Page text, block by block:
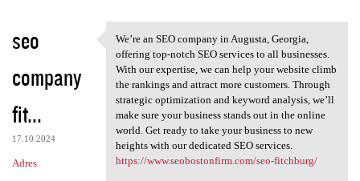
K
o
m
e
n
t
a
seo
company
fit...
17.10.2024
Adres
We’re an SEO company in
We’re an SEO company in Augusta, Georgia,
offering top-notch SEO services to all businesses.
With our expertise, we can help your website climb
the rankings and attract more customers. Through
strategic optimization and keyword analysis, we’ll
make sure your business stands out in the online
world. Get ready to take your business to new
heights with our dedicated SEO services.
https://www.seobostonfirm.com/seo-fitchburg/